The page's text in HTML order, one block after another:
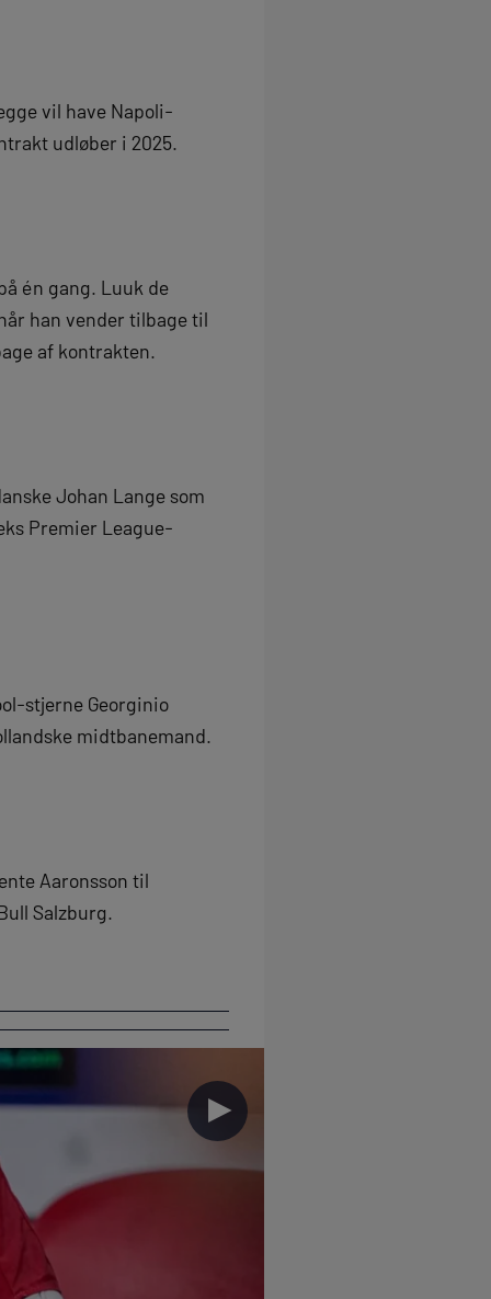
vil have Napoli-
udløber i 2025.
én gang. Luuk de
han vender tilbage til
af kontrakten.
Johan Lange som
Premier League-
stjerne Georginio
midtbanemand.
Aaronsson til
Salzburg.
►